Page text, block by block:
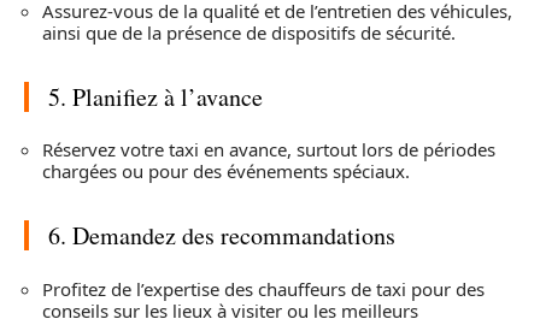
Assurez-vous de la qualité et de l’entretien des véhicules,
ainsi que de la présence de dispositifs de sécurité.
5. Planifiez à l’avance
Réservez votre taxi en avance, surtout lors de périodes
chargées ou pour des événements spéciaux.
6. Demandez des recommandations
Profitez de l’expertise des chauffeurs de taxi pour des
conseils sur les lieux à visiter ou les meilleurs